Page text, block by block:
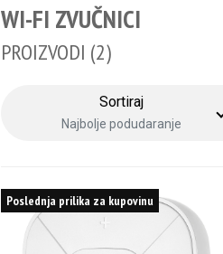
WI-FI ZVUČNICI
PROIZVODI (2)
Sortiraj
Najbolje podudaranje
Poslednja prilika za kupovinu